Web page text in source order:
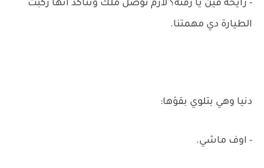
- رايحة فين يا زفته؟ لازم نوصل ملك ونتأكد أنها ركبت
الطيارة دي مهمتنا.
دنيا وهي بتلوي بقؤها:
- اوف ماشي.